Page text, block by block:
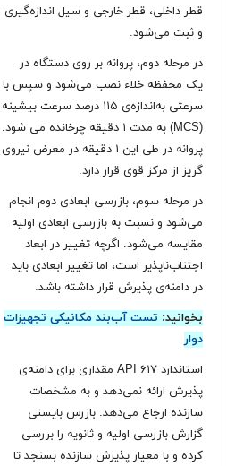
قطر داخلی، قطر خارجی و سیل اندازه‌گیری
و ثبت می‌شود.
در مرحله دوم، پروانه‌ بر روی دستگاه در
یک محفظه خلاء نصب می‌شود و سپس با
سرعتی به‌اندازه‌ی ۱۱۵ درصد سرعت بیشینه
(MCS) به مدت ۱ دقیقه چرخانده می شود.
پروانه در طی این ۱ دقیقه در معرض نیروی
گریز از مرکز قوی قرار دارد.
در مرحله سوم، بازرسی ابعادی دوم انجام
می‌شود و نسبت به بازرسی ابعادی اولیه
مقایسه می‌شود. اگرچه تغییر در ابعاد
اجتناب‌ناپذیر است، اما تغییر ابعادی باید
در دامنه‌ی پذیرش قرار داشته باشد.
بخوانید: تست آب‌بند مکانیکی تجهیزات
دوار
استاندارد API ۶۱۷ مقداری برای دامنه‌ی
پذیرش ارائه نمی‌دهد و به مشخصات
سازنده ارجاع می‌دهد. بازرس بایستی
گزارش بازرسی اولیه و ثانویه را بررسی
کرده و با معیار پذیرش سازنده بسنجد تا